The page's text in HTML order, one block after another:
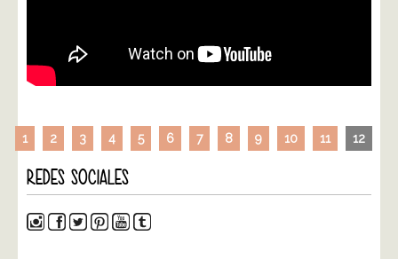
1 2 3 4 5 6 7 8 9 10 11 12
REDES SOCIALES